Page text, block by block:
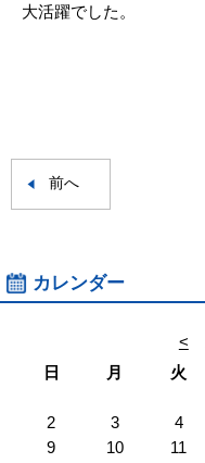
大活躍でした。
前へ
カレンダー
<
日
月 火
2
3 4
9
10 11